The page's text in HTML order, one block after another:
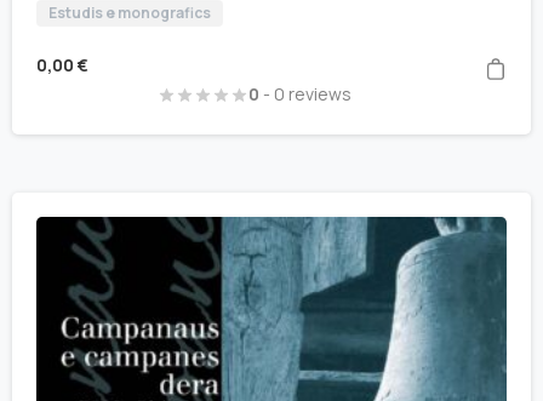
Estudis e monografics
0,00 €
0 - 0 reviews